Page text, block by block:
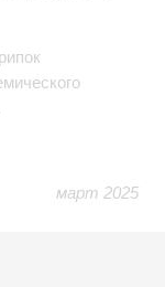
март 2025